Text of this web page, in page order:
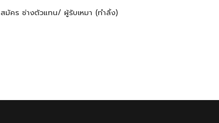
สมัคร ช่างตัวแทน/ ผู้รับเหมา (ทำลิ้ง)